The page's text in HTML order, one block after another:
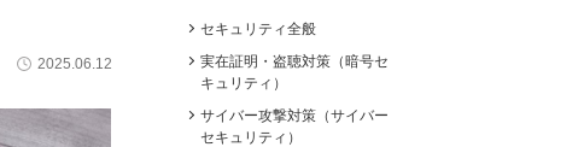
2025.06.12
セキュリティ全般
実在証明・盗聴対策（暗号セ
キュリティ）
サイバー攻撃対策（サイバー
セキュリティ）